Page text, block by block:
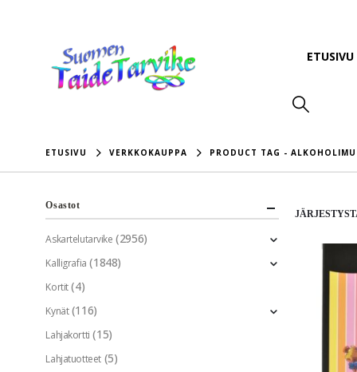
ETUSIVU
ETUSIVU VERKKOKAUPPA PRODUCT TAG -
Osastot
Askartelutarvike (2956)
Kalligrafia (1848)
Kortit (4)
Kynät (116)
Lahjakortti (15)
Lahjatuotteet (5)